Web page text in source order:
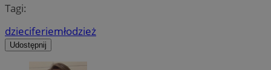
Tagi:
dzieciferiemłodzież
Udostępnij